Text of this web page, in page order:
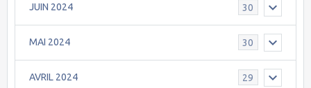
JUIN 2024 30
MAI 2024 30
AVRIL 2024 29